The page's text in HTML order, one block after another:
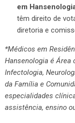
em
têm direito de
diretoria e
*Médicos em
Hansenologia é Área
Infectologia,
da Família e
especialidades
assistência, ensino